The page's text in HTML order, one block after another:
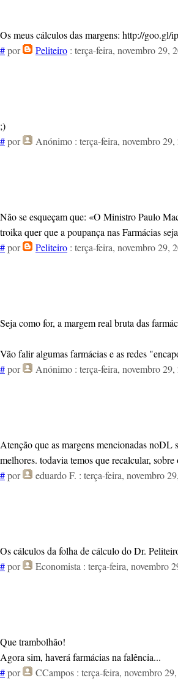
Os meus cálculos das margens: http://goo.gl/
#por Peliteiro : terça-feira, novembro 29,
;)
#por Anónimo : terça-feira, novembro 29,
Não se esqueçam que: «O Ministro Paulo
troika quer que a poupança nas Farmácias
#por Peliteiro : terça-feira, novembro 29,
Seja como for, a margem real bruta das
Vão falir algumas farmácias e as redes
#por Anónimo : terça-feira, novembro 29,
Atenção que as margens mencionadas noDL
melhores. todavia temos que recalcular,
#por eduardo F. : terça-feira, novembro
Os cálculos da folha de cálculo do Dr.
#por Economista : terça-feira, novembro
Que trambolhão!
Agora sim, haverá farmácias na falência...
#por CCampos : terça-feira, novembro